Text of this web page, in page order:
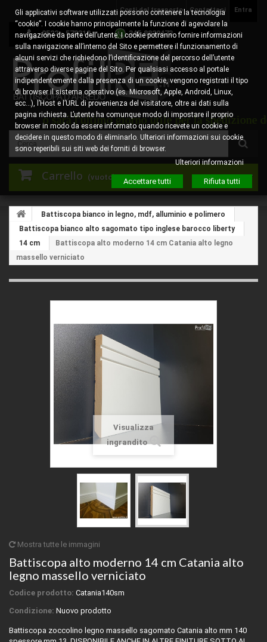
Entra
Contattaci
Costi del trasporto
0522 - 578310 345.8829473
Carrello (vuoto)
sarà l'ultimo giorno utile per la spedizione
Battiscopa bianco in legno, mdf, alluminio e polimero
Battiscopa bianco alto sagomato tipo inglese barocco liberty
14 cm
Battiscopa alto moderno 14 cm Catania alto legno
massello verniciato
Visualizza
ingrandito
Mostra tutte le immagini
Battiscopa alto moderno 14 cm Catania alto
legno massello verniciato
Codice prodotto: Catania140sm
Condizione: Nuovo prodotto
Battiscopa zoccolino legno massello sagomato Catania alto mm 140
Gli applicativi software utilizzati possono contenere la tecnologia
“cookie”. I cookie hanno principalmente la funzione di agevolare la
navigazione da parte dell’utente. I cookie potranno fornire informazioni
sulla navigazione all’interno del Sito e permettere il funzionamento di
alcuni servizi che richiedono l’identificazione del percorso dell’utente
attraverso diverse pagine del Sito. Per qualsiasi accesso al portale
indipendentemente dalla presenza di un cookie, vengono registrati il tipo
di browser il sistema operativo (es. Microsoft, Apple, Android, Linux,
ecc…), l’Host e l’URL di provenienza del visitatore, oltre ai dati sulla
pagina richiesta. L’utente ha comunque modo di impostare il proprio
browser in modo da essere informato quando ricevete un cookie e
decidere in questo modo di eliminarlo. Ulteriori informazioni sui cookie
sono reperibili sui siti web dei forniti di browser.
Ulteriori informazioni
Accettare tutti Rifiuta tutti